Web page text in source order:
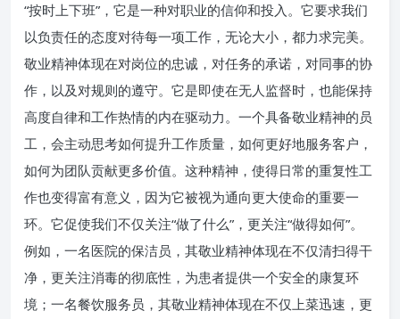
“按时上下班”，它是一种对职业的信仰和投入。它要求我们
以负责任的态度对待每一项工作，无论大小，都力求完美。
敬业精神体现在对岗位的忠诚，对任务的承诺，对同事的协
作，以及对规则的遵守。它是即使在无人监督时，也能保持
高度自律和工作热情的内在驱动力。一个具备敬业精神的员
工，会主动思考如何提升工作质量，如何更好地服务客户，
如何为团队贡献更多价值。这种精神，使得日常的重复性工
作也变得富有意义，因为它被视为通向更大使命的重要一
环。它促使我们不仅关注“做了什么”，更关注“做得如何”。
例如，一名医院的保洁员，其敬业精神体现在不仅清扫得干
净，更关注消毒的彻底性，为患者提供一个安全的康复环
境；一名餐饮服务员，其敬业精神体现在不仅上菜迅速，更